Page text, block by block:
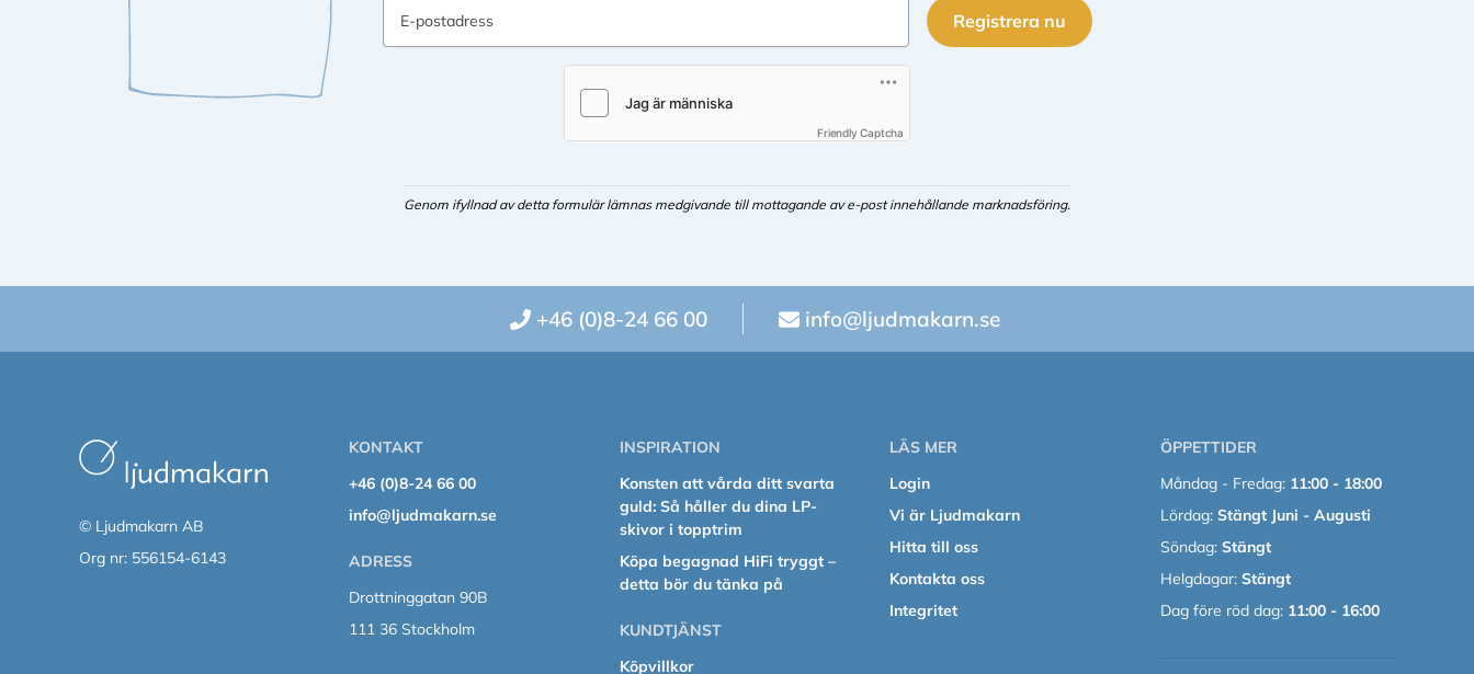
E-postadress Registrera nu
Friendly Captcha
Genom ifyllnad av detta formulär lämnas medgivande till mottagande av e-post innehållande marknadsföring.
+46 (0)8-24 66 00 info@ljudmakarn.se
© Ljudmakarn AB
Org nr: 556154-6143
KONTAKT
+46 (0)8-24 66 00
info@ljudmakarn.se
ADRESS
Drottninggatan 90B
111 36 Stockholm
INSPIRATION
Konsten att vårda ditt svarta
guld: Så håller du dina LP-
skivor i topptrim
Köpa begagnad HiFi tryggt –
detta bör du tänka på
KUNDTJÄNST
Köpvillkor
LÄS MER
Login
Vi är Ljudmakarn
Hitta till oss
Kontakta oss
Integritet
ÖPPETTIDER
Måndag - Fredag: 11:00 - 18:00
Lördag:Stängt Juni - Augusti
Söndag:Stängt
Helgdagar:Stängt
Dag före röd dag:11:00 - 16:00